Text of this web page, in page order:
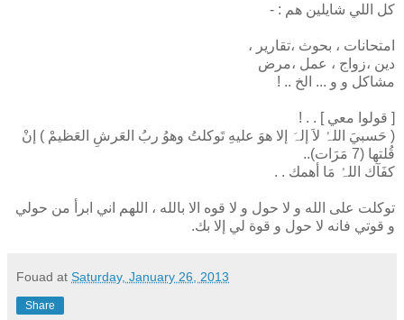
​​​​​​كل اللي شايلين هم : -
امتحانات ، بحوث ،تقارير ،
دين ،زواج ، عمل ،مرض
مشاكل و و ... الخ .. !
[ قولوا معي ] . . !
​​​​​​​​​​​​​​​( حَسبيَ اللہُ لاَ إلہَ إلا هوَ عليهِ تَوكلتُ وهوُ ربُ العَرشِ العَظيمْ ) إنْ
قُلتھا (7 مَرَات)..
كفَآك اللہُ مَا أهمك . .
توكلت على الله و لا حول و لا قوه الا بالله ، اللهم اني ابرأ من حولي
و قوتي فانه لا حول و قوة لي إلا بك.
Fouad at Saturday, January 26, 2013
Share